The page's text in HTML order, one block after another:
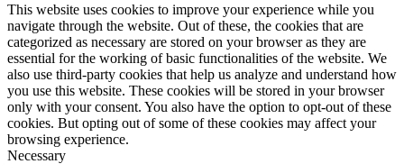
This website uses cookies to improve your experience while you
navigate through the website. Out of these, the cookies that are
categorized as necessary are stored on your browser as they are
essential for the working of basic functionalities of the website. We
also use third-party cookies that help us analyze and understand how
you use this website. These cookies will be stored in your browser
only with your consent. You also have the option to opt-out of these
cookies. But opting out of some of these cookies may affect your
browsing experience.
Necessary